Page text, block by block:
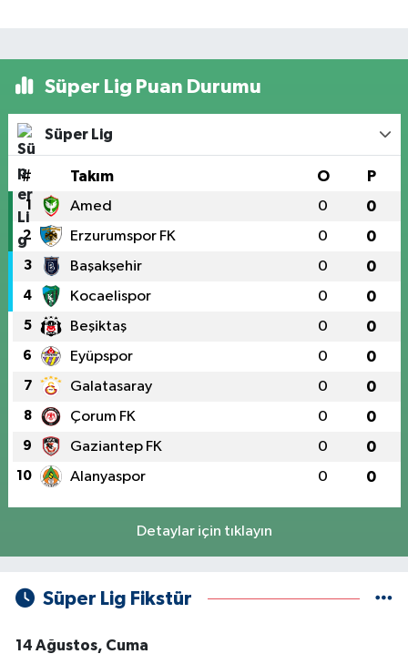
Süper Lig Puan Durumu
Süper Lig
# Takım O P
1 Amed 0 0
2 Erzurumspor FK 0 0
3 Başakşehir 0 0
4 Kocaelispor 0 0
5 Beşiktaş 0 0
6 Eyüpspor 0 0
7 Galatasaray 0 0
8 Çorum FK 0 0
9 Gaziantep FK 0 0
10 Alanyaspor 0 0
Detaylar için tıklayın
Süper Lig Fikstür
14 Ağustos, Cuma